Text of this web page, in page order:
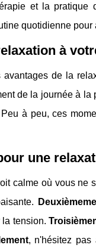
et la
quotidienne
à
avantages de la
de la journée à
à peu, ces
une
calme où vous ne
tension.
, n'hésitez pas